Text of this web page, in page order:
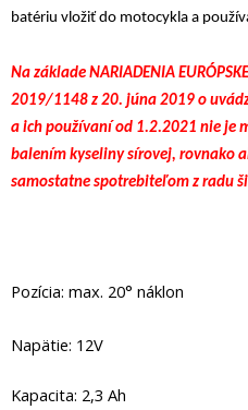
batériu vložiť do motocykla a
Na základe NARIADENIA
2019/1148 z 20. júna 2019 o
a ich používaní od 1.2.2021 nie je
balením kyseliny sírovej, rovnako
samostatne spotrebiteľom z radu
Pozícia: max. 20° náklon
Napätie: 12V
Kapacita: 2,3 Ah